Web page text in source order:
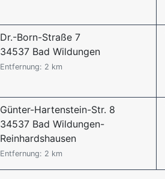
Dr.-Born-Straße 7
34537 Bad Wildungen
Entfernung: 2 km
Günter-Hartenstein-Str. 8
34537 Bad Wildungen-
Reinhardshausen
Entfernung: 2 km